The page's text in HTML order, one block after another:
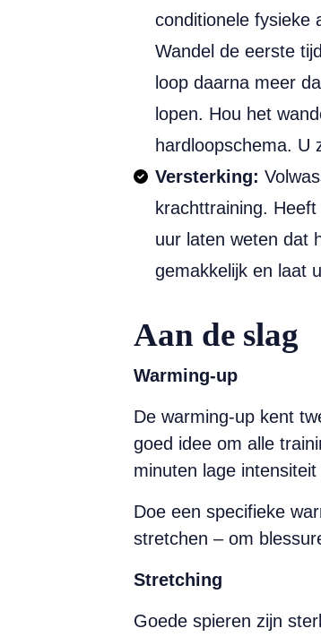
conditionele fysieke
Wandel de eerste
loop daarna meer
lopen. Hou het
hardloopschema. U
Versterking:
krachttraining.
uur laten weten dat
gemakkelijk en laat
Aan de slag
Warming-up
De warming-up kent
goed idee om alle
minuten lage
Doe een specifieke
stretchen – om
Stretching
Goede spieren zijn